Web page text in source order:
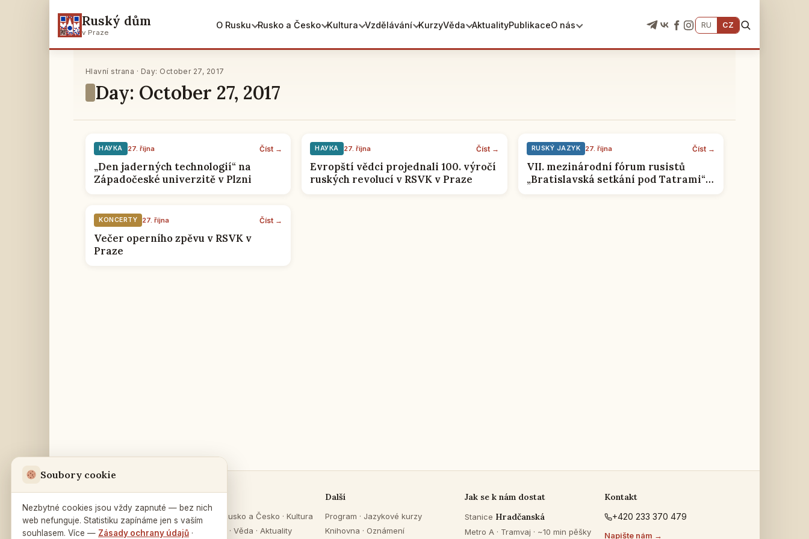
Ruský dům
v Praze
O Rusku Rusko a Česko Kultura Vzdělávání KurzyVěda AktualityPublikaceO nás RU CZ
Hlavní strana · Day: October 27, 2017
Day: October 27, 2017
НАУКА 27. října Číst →
„Den jaderných technologií“ na
Západočeské univerzitě v Plzni
НАУКА 27. října Číst →
Evropští vědci projednali 100. výročí
ruských revolucí v RSVK v Praze
RUSKÝ JAZYK 27. října Číst →
VII. mezinárodní fórum rusistů
„Bratislavská setkání pod Tatrami“
KONCERTY 27. října Číst →
Večer operního zpěvu v RSVK v
Praze
v Praze
Na Zátorce 16
O Rusku Rusko a Česko · Kultura
Vzdělávání
· Věda · Aktuality
Další
Program · Jazykové kurzy
Knihovna · Oznámení
Jak se k nám dostat
Stanice Hradčanská
Metro A · Tramvaj · ~10 min pěšky
Kontakt
+420 233 370 479
Napište nám →
Soubory cookie
Nezbytné cookies jsou vždy zapnuté — bez nich
web nefunguje. Statistiku zapínáme jen s vaším
souhlasem. Více — Zásady ochrany údajů ·